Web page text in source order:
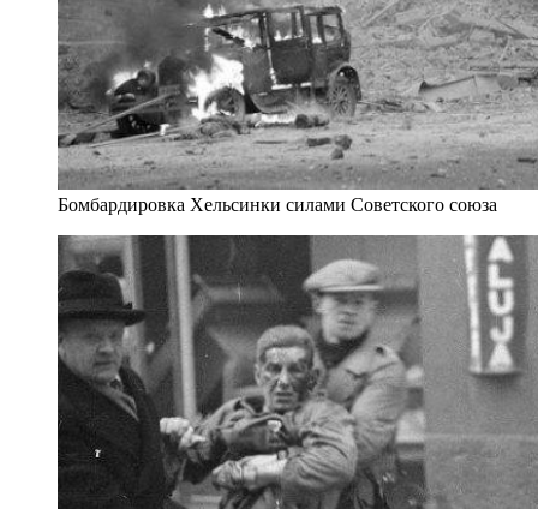
Бомбардировка Хельсинки силами Советского союза